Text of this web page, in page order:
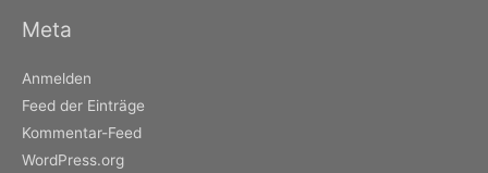
Meta
Anmelden
Feed der Einträge
Kommentar-Feed
WordPress.org